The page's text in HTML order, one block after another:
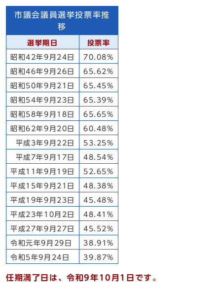
市議会議員選挙投票率推
移
選挙期日 投票率
昭和42年9月24日 70.08%
昭和46年9月26日 65.62%
昭和50年9月21日 65.45%
昭和54年9月23日 65.39%
昭和58年9月18日 65.65%
昭和62年9月20日 60.48%
平成3年9月22日 53.25%
平成7年9月17日 48.54%
平成11年9月19日 52.65%
平成15年9月21日 48.38%
平成19年9月23日 45.48%
平成23年10月2日 48.41%
平成27年9月27日 45.52%
令和元年9月29日 38.91%
令和5年9月24日 39.87%
任期満了日は、令和9年10月1日です。